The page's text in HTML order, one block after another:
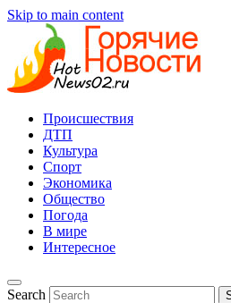
Skip to main content
Происшествия
ДТП
Культура
Спорт
Экономика
Общество
Погода
В мире
Интересное
Search